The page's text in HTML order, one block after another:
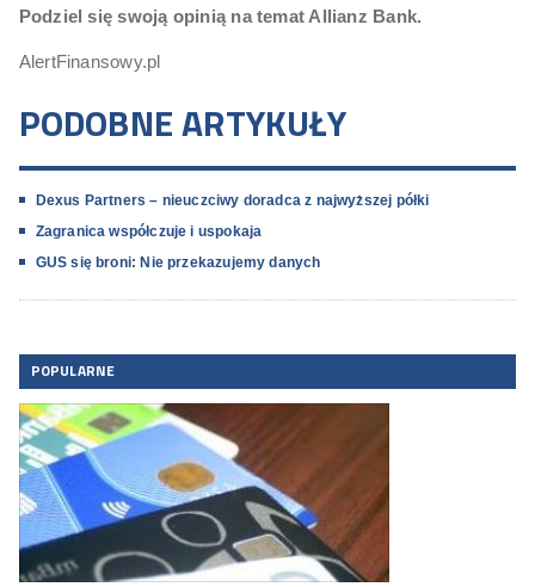
Podziel się swoją opinią na temat Allianz Bank.
AlertFinansowy.pl
PODOBNE ARTYKUŁY
Dexus Partners – nieuczciwy doradca z najwyższej półki
Zagranica współczuje i uspokaja
GUS się broni: Nie przekazujemy danych
POPULARNE